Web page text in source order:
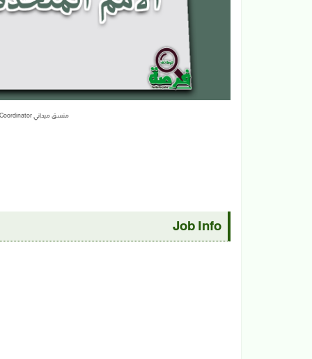
منسق ميداني Field Coordinator | برنامج الأمم المتحدة الإنمائي UNDP
Job Info